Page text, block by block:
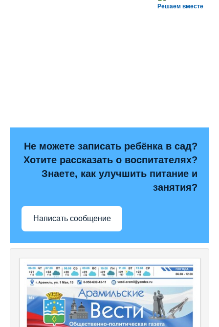
Решаем вместе
Не можете записать ребёнка в сад?
Хотите рассказать о воспитателях?
Знаете, как улучшить питание и
занятия?
Написать сообщение